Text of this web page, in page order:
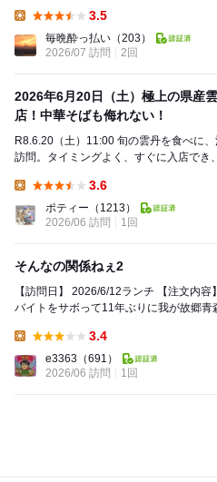
3.5
毎晩酔っ払い （203）
2026/07 訪問
2回
2026年6月20日（土）極上の県産
店！中華そばも侮れない！
R8.6.20（土）11:00 旬の雲丹を食べに、浅虫にあるもりや商店さんを初
訪問。タイミングよく、すぐに入店でき
3.6
ポティー （1213）
2026/06 訪問
1回
そんなの関係ねぇ2
【訪問日】 2026/6/12ランチ 【注文内容】 ほたて・サーモン丼 この日は
バイトをサボって11年ぶりに我が故郷
3.4
e3363 （691）
2026/06 訪問
1回